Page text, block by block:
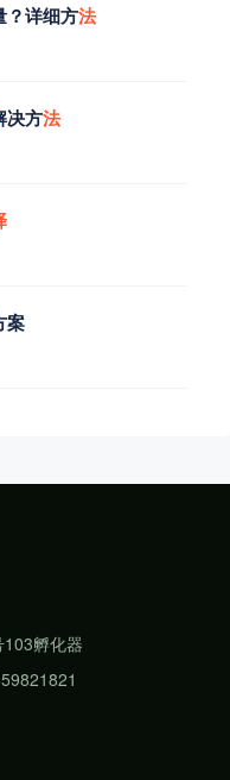
？详细方法
决方法
案
孵化器